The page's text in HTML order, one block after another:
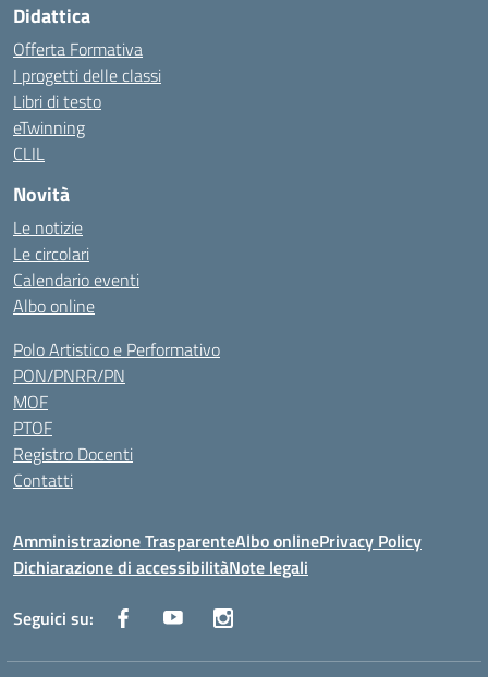
Didattica
Offerta Formativa
I progetti delle classi
Libri di testo
eTwinning
CLIL
Novità
Le notizie
Le circolari
Calendario eventi
Albo online
Polo Artistico e Performativo
PON/PNRR/PN
MOF
PTOF
Registro Docenti
Contatti
Amministrazione TrasparenteAlbo onlinePrivacy Policy
Dichiarazione di accessibilitàNote legali
Seguici su: